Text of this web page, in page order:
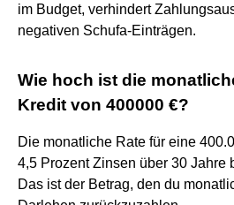
im Budget, verhindert
negativen Schufa-Einträgen.
Wie hoch ist die
Kredit von 400000 €?
Die monatliche Rate für eine
4,5 Prozent Zinsen über 30 Jahre
Das ist der Betrag, den du